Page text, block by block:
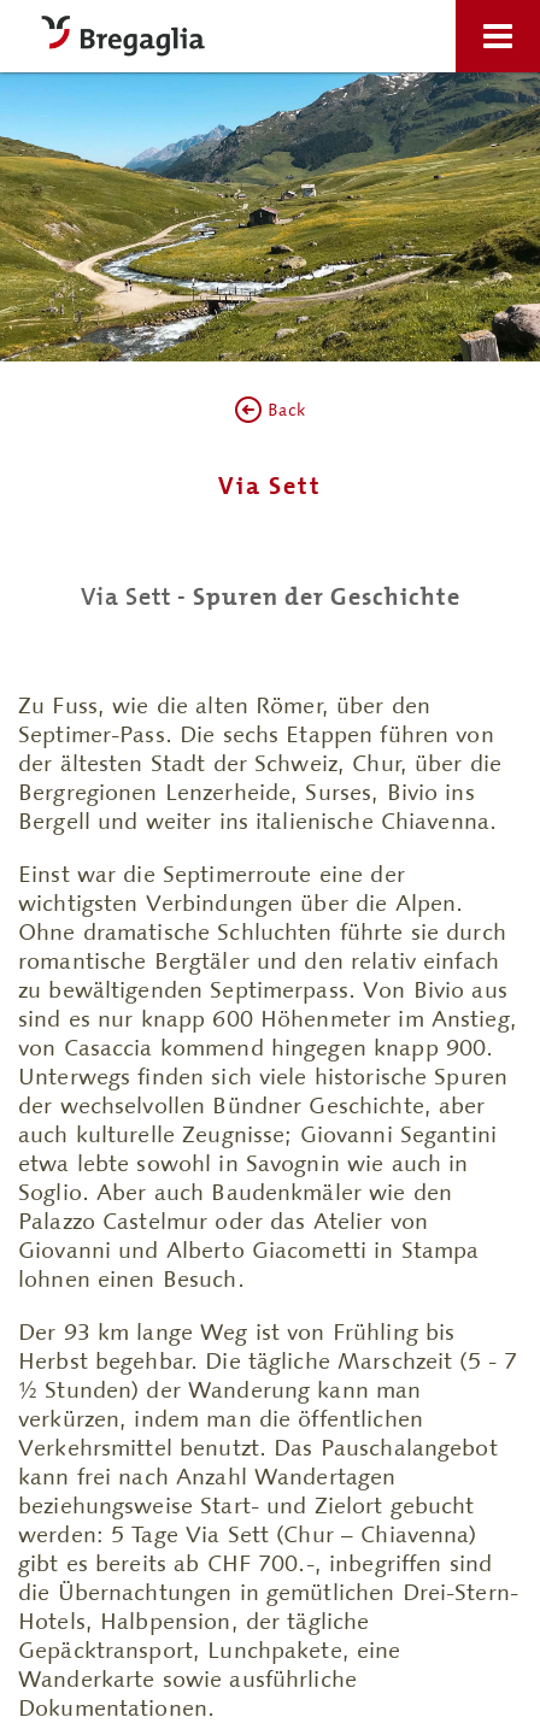
Back
Via Sett
Via Sett - Spuren der Geschichte
Zu Fuss, wie die alten Römer, über den
Septimer-Pass. Die sechs Etappen führen von
der ältesten Stadt der Schweiz, Chur, über die
Bergregionen Lenzerheide, Surses, Bivio ins
Bergell und weiter ins italienische Chiavenna.
Einst war die Septimerroute eine der
wichtigsten Verbindungen über die Alpen.
Ohne dramatische Schluchten führte sie durch
romantische Bergtäler und den relativ einfach
zu bewältigenden Septimerpass. Von Bivio aus
sind es nur knapp 600 Höhenmeter im Anstieg,
von Casaccia kommend hingegen knapp 900.
Unterwegs finden sich viele historische Spuren
der wechselvollen Bündner Geschichte, aber
auch kulturelle Zeugnisse; Giovanni Segantini
etwa lebte sowohl in Savognin wie auch in
Soglio. Aber auch Baudenkmäler wie den
Palazzo Castelmur oder das Atelier von
Giovanni und Alberto Giacometti in Stampa
lohnen einen Besuch.
Der 93 km lange Weg ist von Frühling bis
Herbst begehbar. Die tägliche Marschzeit (5 - 7
½ Stunden) der Wanderung kann man
verkürzen, indem man die öffentlichen
Verkehrsmittel benutzt. Das Pauschalangebot
kann frei nach Anzahl Wandertagen
beziehungsweise Start- und Zielort gebucht
werden: 5 Tage Via Sett (Chur – Chiavenna)
gibt es bereits ab CHF 700.-, inbegriffen sind
die Übernachtungen in gemütlichen Drei-Stern-
Hotels, Halbpension, der tägliche
Gepäcktransport, Lunchpakete, eine
Wanderkarte sowie ausführliche
Dokumentationen.